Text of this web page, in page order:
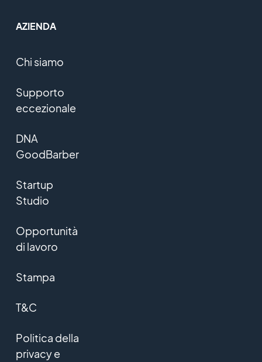
AZIENDA
Chi siamo
Supporto
eccezionale
DNA
GoodBarber
Startup
Studio
Opportunità
di lavoro
Stampa
T&C
Politica della
privacy e